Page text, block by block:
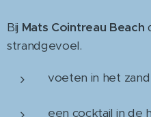
Bij Mats Cointreau Beach
strandgevoel.
voeten in het zand
een cocktail in de